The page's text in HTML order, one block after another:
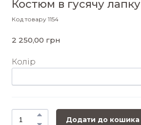
Костюм в гусячу лапку
Код товару 1154
2 250,00 грн
Колір
Додати до кошика